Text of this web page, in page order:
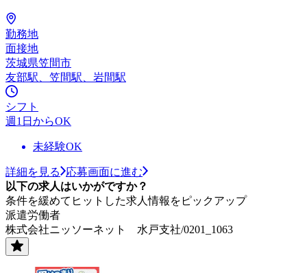
勤務地
面接地
茨城県笠間市
友部駅、笠間駅、岩間駅
シフト
週1日からOK
未経験OK
詳細を見る
応募画面に進む
以下の求人はいかがですか？
条件を緩めてヒットした求人情報をピックアップ
派遣労働者
株式会社ニッソーネット 水戸支社/0201_1063